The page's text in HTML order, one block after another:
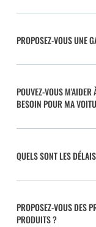
PROPOSEZ-VOUS UNE
POUVEZ-VOUS M'AIDER
BESOIN POUR MA
QUELS SONT LES
PROPOSEZ-VOUS DES
PRODUITS ?